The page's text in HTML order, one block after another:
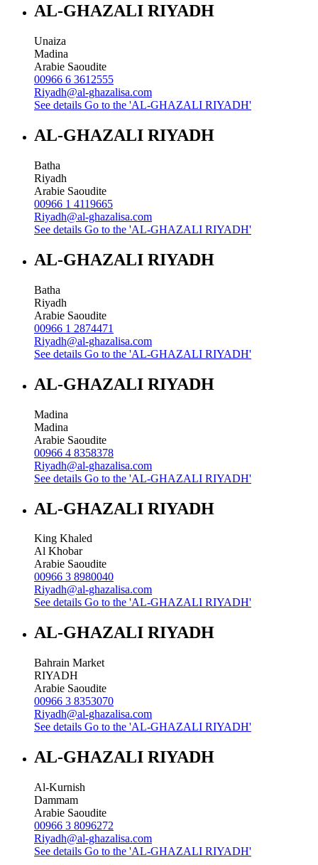
AL-GHAZALI RIYADH
Unaiza
Madina
Arabie Saoudite
00966 6 3612555
Riyadh@al-ghazalisa.com
See details Go to the 'AL-GHAZALI RIYADH'
AL-GHAZALI RIYADH
Batha
Riyadh
Arabie Saoudite
00966 1 4119665
Riyadh@al-ghazalisa.com
See details Go to the 'AL-GHAZALI RIYADH'
AL-GHAZALI RIYADH
Batha
Riyadh
Arabie Saoudite
00966 1 2874471
Riyadh@al-ghazalisa.com
See details Go to the 'AL-GHAZALI RIYADH'
AL-GHAZALI RIYADH
Madina
Madina
Arabie Saoudite
00966 4 8358378
Riyadh@al-ghazalisa.com
See details Go to the 'AL-GHAZALI RIYADH'
AL-GHAZALI RIYADH
King Khaled
Al Khobar
Arabie Saoudite
00966 3 8980040
Riyadh@al-ghazalisa.com
See details Go to the 'AL-GHAZALI RIYADH'
AL-GHAZALI RIYADH
Bahrain Market
RIYADH
Arabie Saoudite
00966 3 8353070
Riyadh@al-ghazalisa.com
See details Go to the 'AL-GHAZALI RIYADH'
AL-GHAZALI RIYADH
Al-Kurnish
Dammam
Arabie Saoudite
00966 3 8096272
Riyadh@al-ghazalisa.com
See details Go to the 'AL-GHAZALI RIYADH'